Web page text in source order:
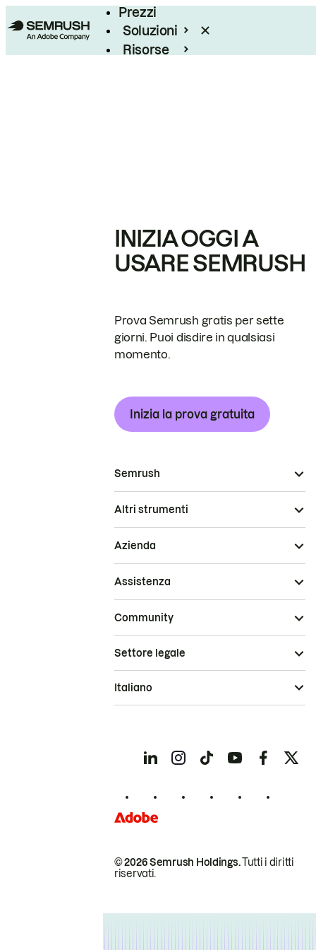
Prezzi
Soluzioni
Risorse
INIZIA OGGI A
USARE SEMRUSH
Prova Semrush gratis per sette
giorni. Puoi disdire in qualsiasi
momento.
Inizia la prova gratuita
Semrush
Altri strumenti
Azienda
Assistenza
Community
© 2026 Semrush Holdings.Tutti i diritti
riservati.
Settore legale
Italiano